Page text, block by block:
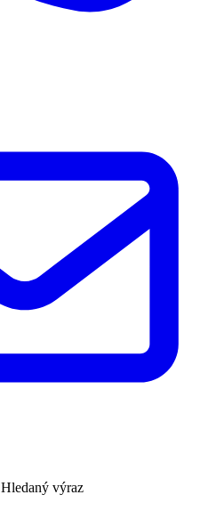
Hledaný výraz